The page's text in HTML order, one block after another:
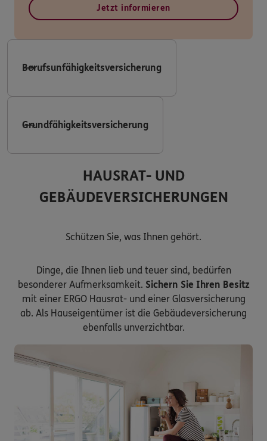
Jetzt informieren
Berufsunfähigkeitsversicherung
Grundfähigkeitsversicherung
HAUSRAT- UND
GEBÄUDEVERSICHERUNGEN
Schützen Sie, was Ihnen gehört.
Dinge, die Ihnen lieb und teuer sind, bedürfen
besonderer Aufmerksamkeit. Sichern Sie Ihren Besitz
mit einer ERGO Hausrat- und einer Glasversicherung
ab. Als Hauseigentümer ist die Gebäudeversicherung
ebenfalls unverzichtbar.